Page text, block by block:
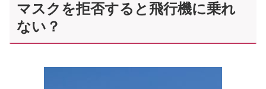
マスクを拒否すると飛行機に乗れ
ない？